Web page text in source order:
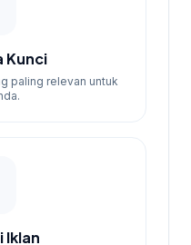
Kunci
paling relevan untuk
Iklan